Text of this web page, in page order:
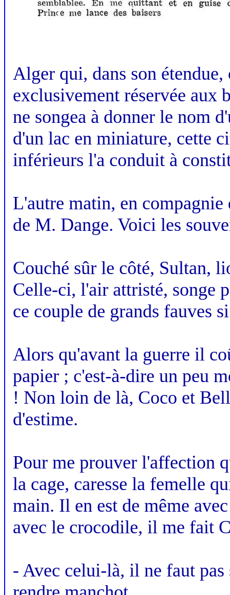
Alger qui, dans son étendue,
exclusivement réservée aux
ne songea à donner le nom
d'un lac en miniature, cette
inférieurs l'a conduit à
L'autre matin, en
de M. Dange. Voici les
Couché sûr le côté, Sultan,
Celle-ci, l'air attristé, songe
ce couple de grands fauves
Alors qu'avant la guerre il
papier ; c'est-à-dire un peu
! Non loin de là, Coco et
d'estime.
Pour me prouver l'affection
la cage, caresse la femelle
main. Il en est de même
avec le crocodile, il me fait
- Avec celui-là, il ne faut